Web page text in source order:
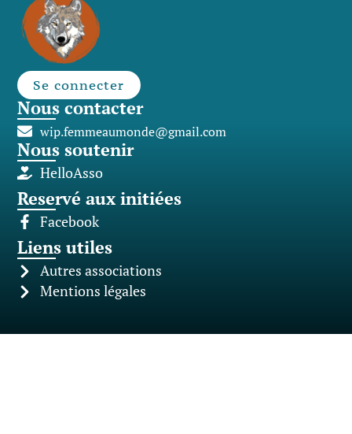
Se connecter
Nous contacter
wip.femmeaumonde@gmail.com
Nous soutenir
HelloAsso
Reservé aux initiées
Facebook
Liens utiles
Autres associations
Mentions légales